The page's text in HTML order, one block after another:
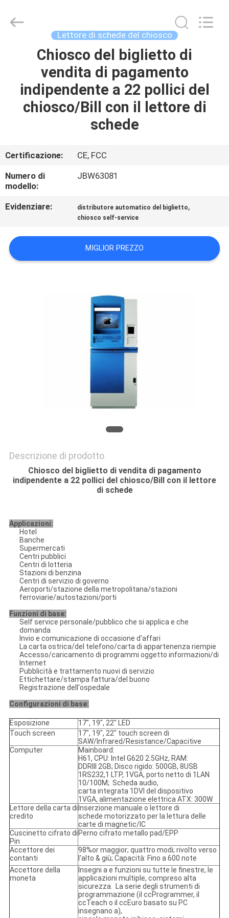
CASA
PRODOTTI
GIRO
DELLA
FABBRICA
CONTROLLO
DI
PRIVACY
POLICY
supplier.
Copyright
Lettore di schede del chiosco
Chiosco del biglietto di
vendita di pagamento
indipendente a 22 pollici del
chiosco/Bill con il lettore di
schede
Certificazione:
CE, FCC
Numero di
modello:
JBW63081
Evidenziare: distributore automatico del biglietto,
chiosco self-service
MIGLIOR PREZZO
Descrizione di prodotto
Chiosco del biglietto di vendita di pagamento
indipendente a 22 pollici del chiosco/Bill con il lettore
di schede
Applicazioni:
Hotel
Banche
Supermercati
Centri pubblici
Centri di lotteria
Stazioni di benzina
Centri di servizio di governo
Aeroporti/stazione della metropolitana/stazioni
ferroviarie/autostazioni/porti
Funzioni di base:
Self service personale/pubblico che si applica e che
domanda
Invio e comunicazione di occasione d'affari
La carta ostrica/del telefono/carta di appartenenza riempie
Accesso/caricamento di programmi oggetto informazioni/di
Internet
Pubblicità e trattamento nuovi di servizio
Ettichettare/stampa fattura/del buono
Registrazione dell'ospedale
Configurazioni di base:
Esposizione
17", 19", 22" LED
Touch screen
17", 19", 22" touch screen di
SAW/Infrared/Resistance/Capacitive
Computer
Mainboard:
H61, CPU: Intel G620 2.5GHz, RAM:
DDRIII 2GB; Disco rigido: 500GB, 8USB
1RS232,1 LTP, 1VGA, porto netto di 1LAN
10/100M; Scheda audio,
carta integrata 1DVI del dispositivo
1VGA, alimentazione elettrica ATX: 300W
Lettore della carta di
credito
Inserzione manuale o lettore di
schede motorizzato per la lettura delle
carte di magnetic/IC
Cuscinetto cifrato di
Pin
Perno cifrato metallo pad/EPP
Accettore dei
contanti
98%or maggior; quattro modi; rivolto verso
l'alto & giù; Capacità: Fino a 600 note
Accettore della
moneta
Insegni a e funzioni su tutte le finestre, le
applicazioni multiple, compreso alta
sicurezza. La serie degli strumenti di
programmazione (il ccProgrammer, il
ccTeach o il ccEuro basato su PC
insegnano a),